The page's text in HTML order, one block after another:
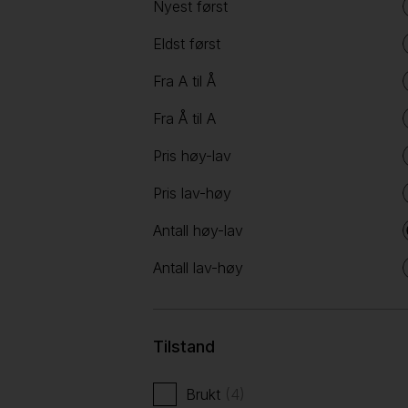
Nyest først
Eldst først
Fra A til Å
Fra Å til A
Pris høy-lav
Pris lav-høy
Antall høy-lav
Antall lav-høy
Tilstand
Brukt (4)